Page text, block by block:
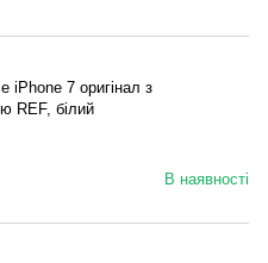
iPhone 7 оригінал з
REF, білий
В наявності